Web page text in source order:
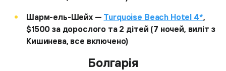
Шарм-ель-Шейх — Turquoise Beach Hotel 4*,
$1500 за дорослого та 2 дітей (7 ночей, виліт з
Кишинева, все включено)
Болгарія